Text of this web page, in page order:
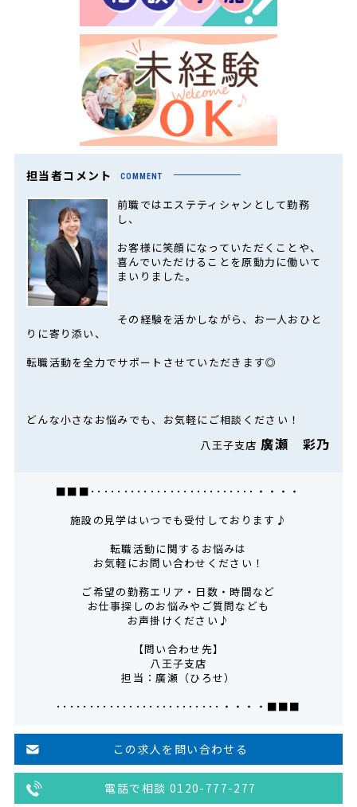
担当者コメント COMMENT
前職ではエステティシャンとして勤務
し、
お客様に笑顔になっていただくことや、
喜んでいただけることを原動力に働いて
まいりました。
その経験を活かしながら、お一人おひと
りに寄り添い、
転職活動を全力でサポートさせていただきます◎
どんな小さなお悩みでも、お気軽にご相談ください！
八王子支店廣瀬 彩乃
■■■･････････････････････････・・・・
施設の見学はいつでも受付しております♪
転職活動に関するお悩みは
お気軽にお問い合わせください！
ご希望の勤務エリア・日数・時間など
お仕事探しのお悩みやご質問なども
お声掛けください♪
【問い合わせ先】
八王子支店
担当：廣瀬（ひろせ）
･････････････････････････・・・・■■■
この求人を問い合わせる
電話で相談 0120-777-277